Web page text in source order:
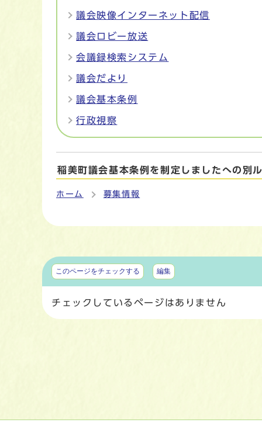
議会映像インターネット配信
議会ロビー放送
会議録検索システム
議会だより
議会基本条例
行政視察
稲美町議会基本条例を制定しましたへの別
ホーム 募集情報
マイページ
このページをチェックする 編集
チェックしているページはありません